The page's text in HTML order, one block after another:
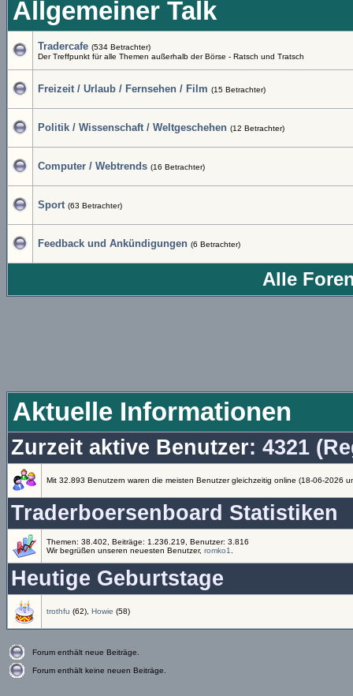
Allgemeiner Talk
Tradercafe (534 Betrachter)
Der Treffpunkt für alle Themen außerhalb der Börse - Ratsch und Tratsch
Freizeit / Urlaub / Fernsehen / Film (15 Betrachter)
Politik / Wissenschaft / Weltgeschehen (12 Betrachter)
Computer / Webtrends (16 Betrachter)
Sport (63 Betrachter)
Feedback und Ankündigungen (6 Betrachter)
Alle
Aktuelle Informationen
Zurzeit aktive Benutzer: 4321
Mit 32.893 Benutzern waren die meisten Benutzer gleichzeitig online (18-06-2026
Traderboersenboard Statistiken
Themen: 38.402, Beiträge: 1.236.219, Benutzer: 3.816
Wir begrüßen unseren neuesten Benutzer, romko1
Heutige Geburtstage
trothfu (62), Howie (58)
Forum enthält neue Beiträge.
Forum enthält keine neuen Beiträge.